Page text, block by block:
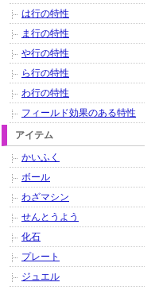
は行の特性
ま行の特性
や行の特性
ら行の特性
わ行の特性
フィールド効果のある特性
アイテム
かいふく
ボール
わざマシン
せんとうよう
化石
プレート
ジュエル